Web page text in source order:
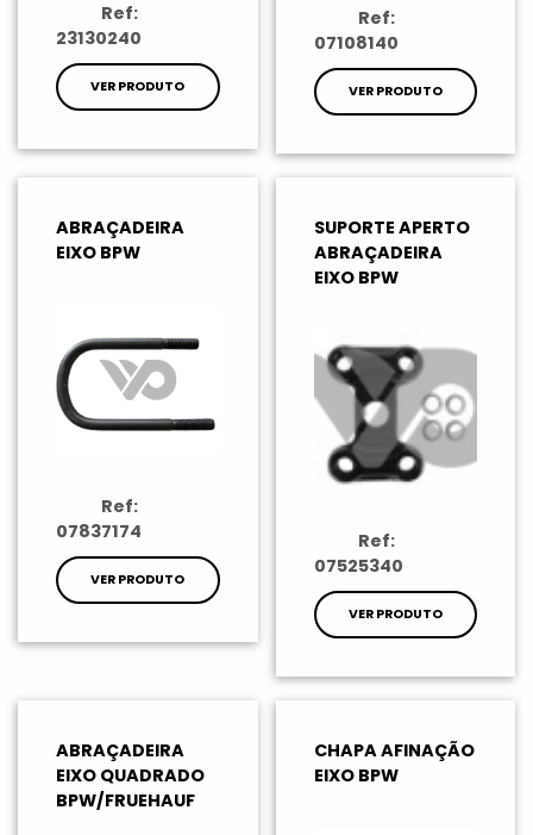
Ref:
23130240
VER PRODUTO
Ref:
07108140
VER PRODUTO
ABRAÇADEIRA
EIXO BPW
Ref:
07837174
VER PRODUTO
SUPORTE APERTO
ABRAÇADEIRA
EIXO BPW
Ref:
07525340
VER PRODUTO
ABRAÇADEIRA
EIXO QUADRADO
BPW/FRUEHAUF
CHAPA AFINAÇÃO
EIXO BPW